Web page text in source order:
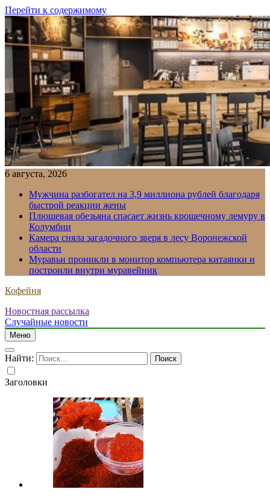
Перейти к содержимому
6 августа, 2026
Мужчина разбогател на 3,9 миллиона рублей благодаря
быстрой реакции жены
Плюшевая обезьяна спасает жизнь крошечному лемуру в
Колумбии
Камера сняла загадочного зверя в лесу Воронежской
области
Муравьи проникли в монитор компьютера китаянки и
построили внутри муравейник
Кофейня
Новостная рассылка
Случайные новости
Меню
Найти:
Заголовки